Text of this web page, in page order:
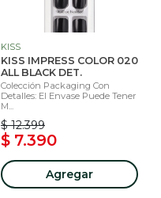
KISS
KISS IMPRESS COLOR 020
ALL BLACK DET.
Colección Packaging Con
Detalles: El Envase Puede Tener
M...
$ 12.399
$ 7.390
Agregar